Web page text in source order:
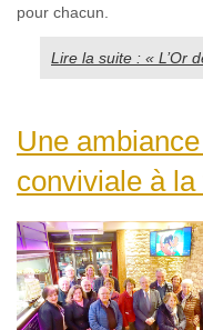
pour chacun.
Lire la suite : « L’Or
Une
conviviale à la